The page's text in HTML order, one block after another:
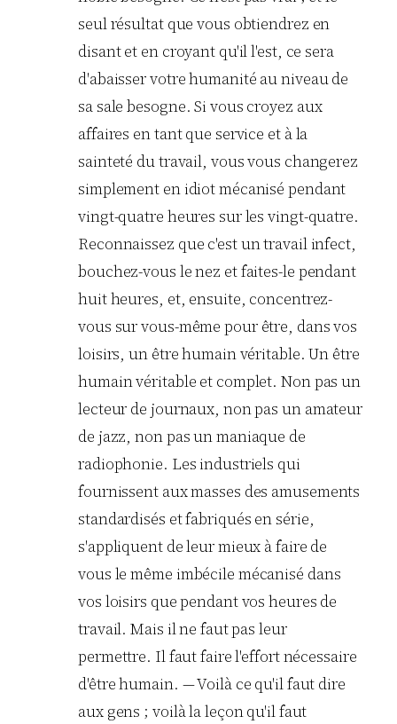
seul résultat que vous obtiendrez en
disant et en croyant qu'il l'est, ce sera
d'abaisser votre humanité au niveau de
sa sale besogne. Si vous croyez aux
affaires en tant que service et à la
sainteté du travail, vous vous changerez
simplement en idiot mécanisé pendant
vingt-quatre heures sur les vingt-quatre.
Reconnaissez que c'est un travail infect,
bouchez-vous le nez et faites-le pendant
huit heures, et, ensuite, concentrez-
vous sur vous-même pour être, dans vos
loisirs, un être humain véritable. Un être
humain véritable et complet. Non pas un
lecteur de journaux, non pas un amateur
de jazz, non pas un maniaque de
radiophonie. Les industriels qui
fournissent aux masses des amusements
standardisés et fabriqués en série,
s'appliquent de leur mieux à faire de
vous le même imbécile mécanisé dans
vos loisirs que pendant vos heures de
travail. Mais il ne faut pas leur
permettre. Il faut faire l'effort nécessaire
d'être humain. — Voilà ce qu'il faut dire
aux gens ; voilà la leçon qu'il faut